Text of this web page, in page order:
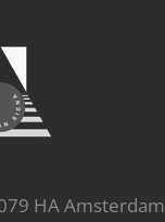
HA Amsterdam